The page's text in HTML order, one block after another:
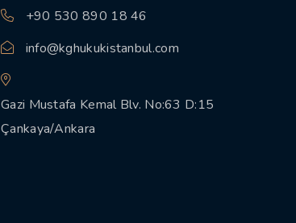
+90 530 890 18 46
info@kghukukistanbul.com
Gazi Mustafa Kemal Blv. No:63 D:15
Çankaya/Ankara